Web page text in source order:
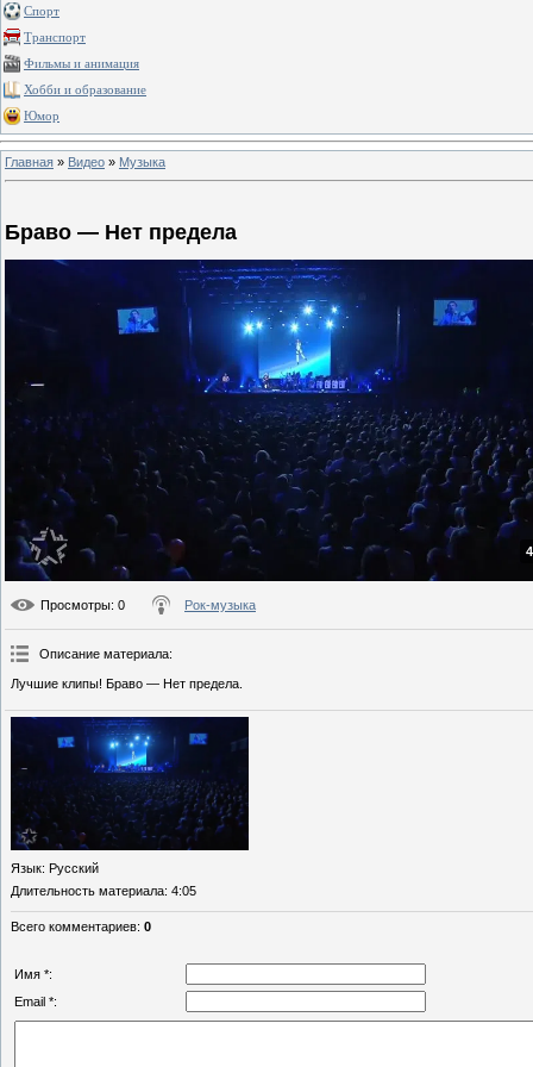
Спорт
Транспорт
Фильмы и анимация
Хобби и образование
Юмор
Главная » Видео » Музыка
Браво — Нет предела
Просмотры: 0 Рок-музыка
Описание материала:
Лучшие клипы! Браво — Нет предела.
Язык: Русский
Длительность материала: 4:05
Всего комментариев: 0
Имя *:
Email *: